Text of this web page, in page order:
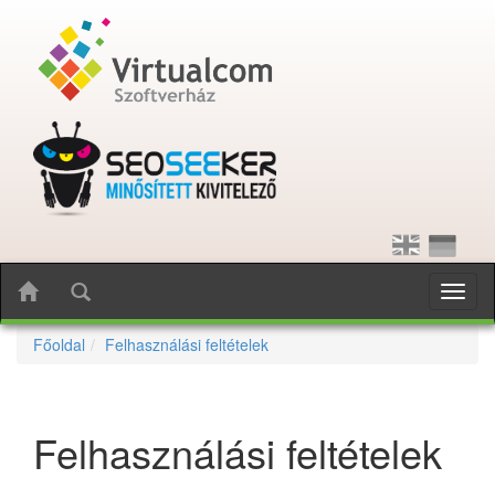
Főoldal
Felhasználási feltételek
Felhasználási feltételek